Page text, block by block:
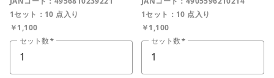
1セット：10 点入り
￥1,100
セット数
1セット：10 点入り
￥1,100
セット数